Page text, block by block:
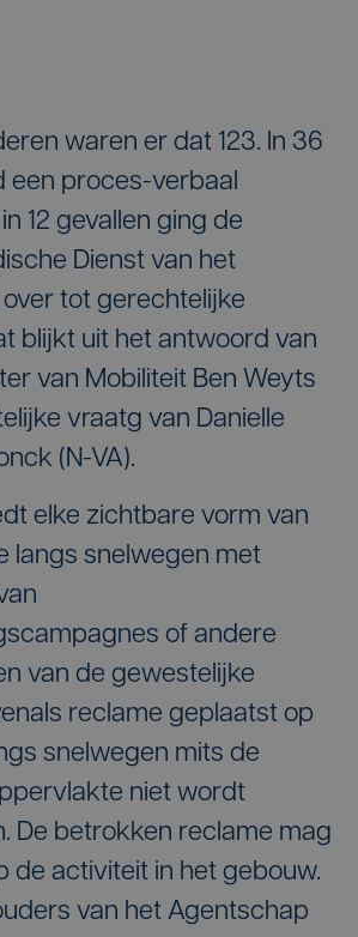
waren er dat 123. In 36
een proces-verbaal
12 gevallen ging de
Dienst van het
tot gerechtelijke
blijkt uit het antwoord van
van Mobiliteit Ben Weyts
vraatg van Danielle
(N-VA).
elke zichtbare vorm van
langs snelwegen met
of andere
van de gewestelijke
reclame geplaatst op
snelwegen mits de
niet wordt
De betrokken reclame mag
de activiteit in het gebouw.
van het Agentschap